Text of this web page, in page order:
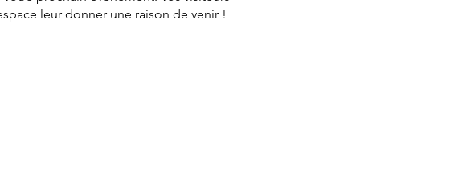
leur donner une raison de venir !